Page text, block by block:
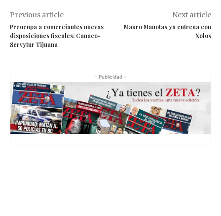
Previous article
Preocupa a comerciantes nuevas
disposiciones fiscales: Canaco-
Servytur Tijuana
Next article
Mauro Manotas ya entrena con
Xolos
- Publicidad -